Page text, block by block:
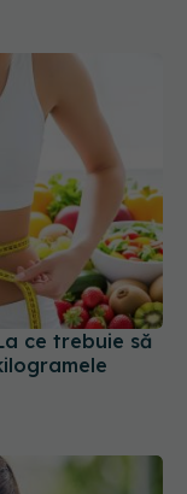
ce trebuie să